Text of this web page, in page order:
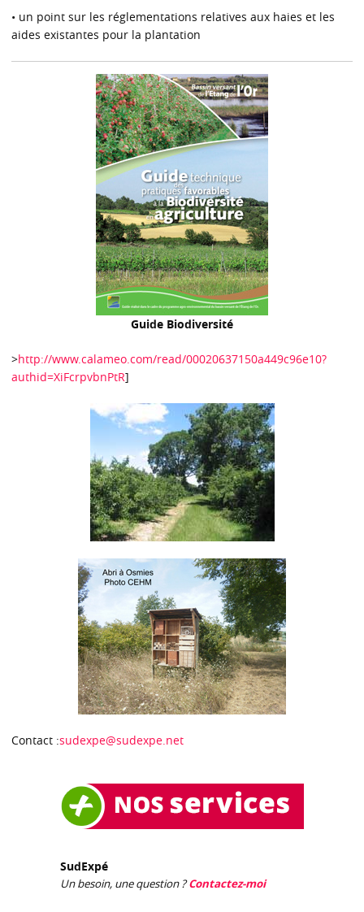
• un point sur les réglementations relatives aux haies et les
aides existantes pour la plantation
Guide Biodiversité
>http://www.calameo.com/read/00020637150a449c96e10?
authid=XiFcrpvbnPtR]
Contact :sudexpe@sudexpe.net
SudExpé
Un besoin, une question ?Contactez-moi